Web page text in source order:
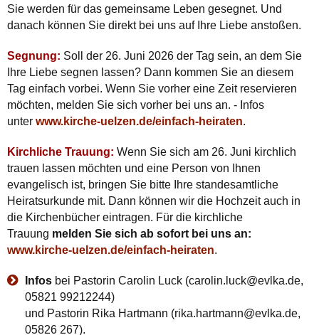
Sie werden für das gemeinsame Leben gesegnet. Und
danach können Sie direkt bei uns auf Ihre Liebe anstoßen.
Segnung: Soll der 26. Juni 2026 der Tag sein, an dem Sie
Ihre Liebe segnen lassen? Dann kommen Sie an diesem
Tag einfach vorbei. Wenn Sie vorher eine Zeit reservieren
möchten, melden Sie sich vorher bei uns an. - Infos
unter www.kirche-uelzen.de/einfach-heiraten.
Kirchliche Trauung: Wenn Sie sich am 26. Juni kirchlich
trauen lassen möchten und eine Person von Ihnen
evangelisch ist, bringen Sie bitte Ihre standesamtliche
Heiratsurkunde mit. Dann können wir die Hochzeit auch in
die Kirchenbücher eintragen. Für die kirchliche
Trauung melden Sie sich ab sofort bei uns an:
www.kirche-uelzen.de/einfach-heiraten.
Infos bei Pastorin Carolin Luck (carolin.luck@evlka.de,
05821 99212244)
und Pastorin Rika Hartmann (rika.hartmann@evlka.de,
05826 267).